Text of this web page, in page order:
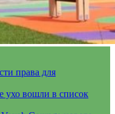
права для
ухо вошли в список